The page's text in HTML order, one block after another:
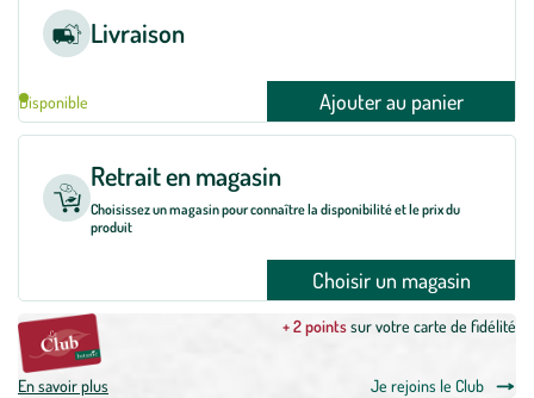
Livraison
Disponible Ajouter au panier
Retrait en magasin
Choisissez un magasin pour connaître la disponibilité et le prix du
produit
Choisir un magasin
+ 2 pointssur votre carte de fidélité
En savoir plus Je rejoins le Club